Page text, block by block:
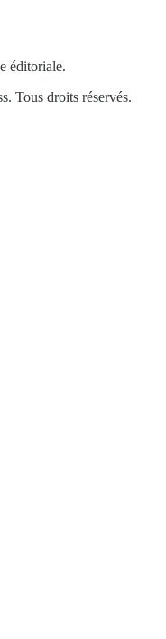
éditoriale.
Tous droits réservés.